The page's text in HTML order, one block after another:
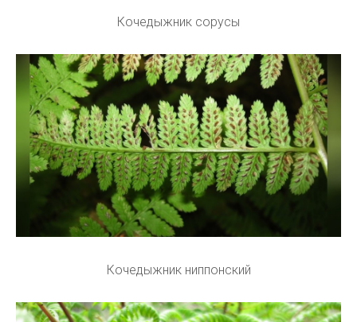
Кочедыжник сорусы
Кочедыжник ниппонский